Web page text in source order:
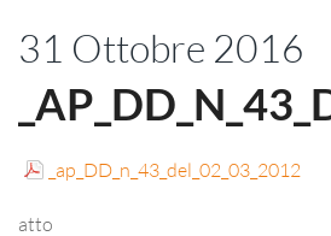
31 Ottobre 2016
_ap_DD_n_43_del_02_03_2012
atto